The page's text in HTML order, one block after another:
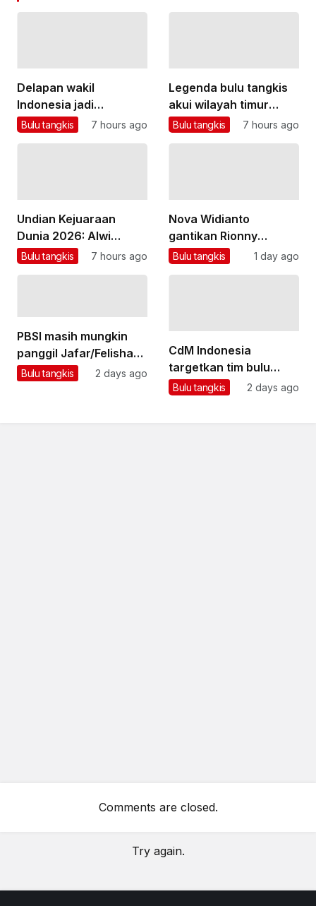
Delapan wakil
Indonesia jadi
unggulan Kejuaraan
Bulu tangkis 7 hours ago
Legenda bulu tangkis
akui wilayah timur
masih kurang
Bulu tangkis 7 hours ago
Undian Kejuaraan
Dunia 2026: Alwi
Farhan berpotensi
Bulu tangkis 7 hours ago
Nova Widianto
gantikan Rionny
tangani ganda
Bulu tangkis 1 day ago
PBSI masih mungkin
panggil Jafar/Felisha
untuk Asian Games
Bulu tangkis 2 days ago
CdM Indonesia
targetkan tim bulu
tangkis boyong emas
Bulu tangkis 2 days ago
Comments are closed.
Try again.